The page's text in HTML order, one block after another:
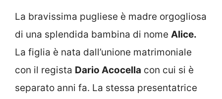
La bravissima pugliese è madre orgogliosa
di una splendida bambina di nome Alice.
La figlia è nata dall’unione matrimoniale
con il regista Dario Acocella con cui si è
separato anni fa. La stessa presentatrice